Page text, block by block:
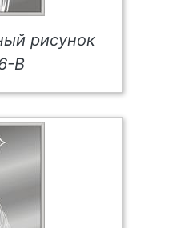
рисунок
В